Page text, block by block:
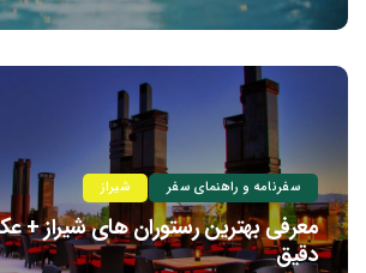
سفرنامه و راهنمای سفر شیراز
معرفی بهترین رستوران های شیراز
دقیق